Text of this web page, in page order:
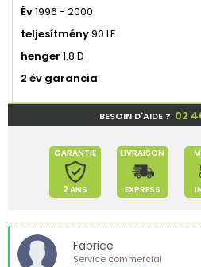
Év1996 - 2000
teljesítmény90 LE
henger 1.8 D
2 év garancia
BESOIN D'AIDE ? 02
GARANTIE
2 ANS
LIVRAISON
EXPRESS
Fabrice
Service commercial